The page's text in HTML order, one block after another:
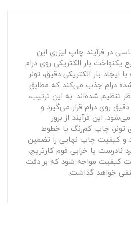
در فرآیند چاپ لیزری این
یکنواخت بار الکتریکی روی درام
بار الکتریکی دقیق، تونر
درام جذب می‌کند که مطابق
تنظیم شده‌اند. به این ترتیب،
روی درام قرار می‌گیرد و
این فرآیند از بروز
تونر، چاپ کم‌رنگ یا خطوط
و کیفیت چاپ نهایی را تضمین
نادرست یا خرابی فوم کارتریج،
کیفیت مواجه شود که بر دقت
خواهد گذاشت.